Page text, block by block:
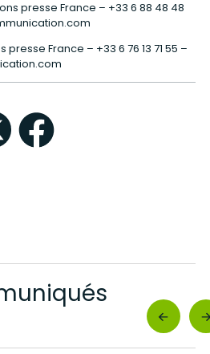
presse France – +33 6 88 48 48
presse France – +33 6 76 13 71 55 –